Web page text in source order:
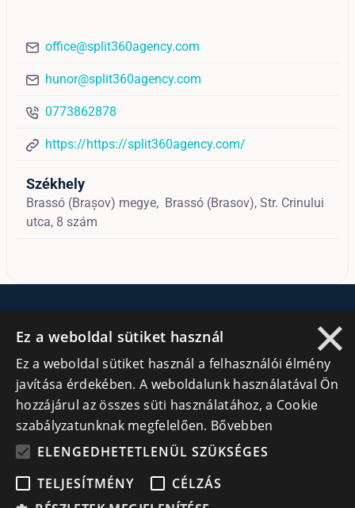
office@split360agency.com
hunor@split360agency.com
0773862878
https://https://split360agency.com/
Székhely
Brassó (Brașov) megye, Brassó (Brasov), Str. Crinului
utca, 8 szám
Általános
Kezdőlap
Tudásfórum
Partnerek
Szervezetek
Regisztráció
Bejelentkezés
Cégek
×
Ez a weboldal sütiket használ
Ez a weboldal sütiket használ a felhasználói élmény
javítása érdekében. A weboldalunk használatával Ön
hozzájárul az összes süti használatához, a Cookie
szabályzatunknak megfelelően. Bővebben
ELENGEDHETETLENÜL SZÜKSÉGES
TELJESÍTMÉNY
CÉLZÁS